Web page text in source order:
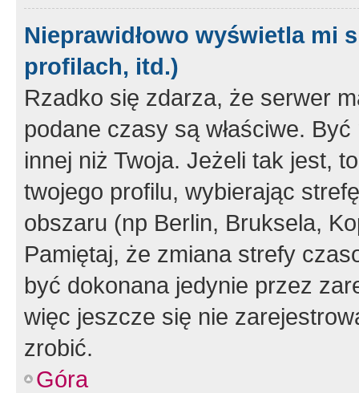
Nieprawidłowo wyświetla mi
profilach, itd.)
Rzadko się zdarza, że serwer
podane czasy są właściwe.
innej niż Twoja. Jeżeli tak jest,
twojego profilu, wybierając
obszaru (np Berlin, Bruksela,
Pamiętaj, że zmiana strefy
być dokonana jedynie przez
więc jeszcze się nie
zrobić.
Góra